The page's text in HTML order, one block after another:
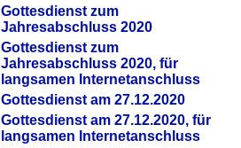
Gottesdienst zum
Jahresabschluss 2020
Gottesdienst zum
Jahresabschluss 2020, für
langsamen Internetanschluss
Gottesdienst am 27.12.2020
Gottesdienst am 27.12.2020, für
langsamen Internetanschluss